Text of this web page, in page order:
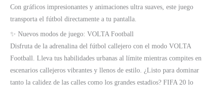
Con gráficos impresionantes y animaciones ultra suaves, este juego
transporta el fútbol directamente a tu pantalla.
✨ Nuevos modos de juego: VOLTA Football
Disfruta de la adrenalina del fútbol callejero con el modo VOLTA
Football. Lleva tus habilidades urbanas al límite mientras compites en
escenarios callejeros vibrantes y llenos de estilo. ¿Listo para dominar
tanto la calidez de las calles como los grandes estadios? FIFA 20 lo